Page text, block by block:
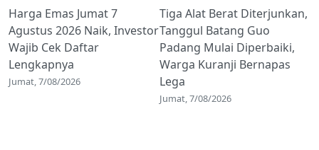
Harga Emas Jumat 7
Agustus 2026 Naik, Investor
Wajib Cek Daftar
Lengkapnya
Jumat, 7/08/2026
Tiga Alat Berat Diterjunkan,
Tanggul Batang Guo
Padang Mulai Diperbaiki,
Warga Kuranji Bernapas
Lega
Jumat, 7/08/2026